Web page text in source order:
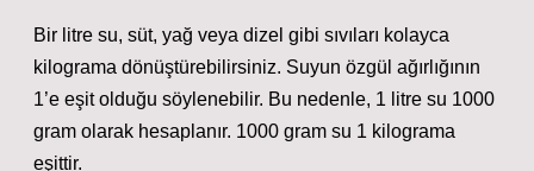
Bir litre su, süt, yağ veya dizel gibi sıvıları kolayca
kilograma dönüştürebilirsiniz. Suyun özgül ağırlığının
1’e eşit olduğu söylenebilir. Bu nedenle, 1 litre su 1000
gram olarak hesaplanır. 1000 gram su 1 kilograma
eşittir.